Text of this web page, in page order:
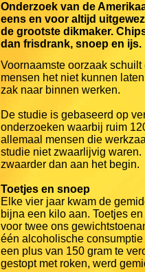
Onderzoek van de
eens en voor altijd
de grootste dikmaker.
dan frisdrank, snoep en ijs.
Voornaamste oorzaak
mensen het niet kunnen
zak naar binnen werken.
De studie is gebaseerd op
onderzoeken waarbij ruim
allemaal mensen die
studie niet zwaarlijvig
zwaarder dan aan het begin.
Toetjes en snoep
Elke vier jaar kwam de
bijna een kilo aan. Toetjes
voor twee ons
één alcoholische
een plus van 150 gram te
gestopt met roken, werd